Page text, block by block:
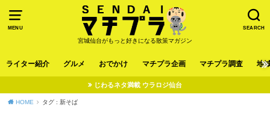
MENU SEARCH
宮城仙台がもっと好きになる散策マガジン
ライター紹介 グルメ おでかけ マチプラ企画 マチプラ調査 地
じわるネタ満載 ウラロジ仙台
HOME タグ : 新そば